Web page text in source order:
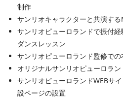
制作
サンリオキャラクターと共演す
サンリオピューロランドで振付
ダンスレッスン
サンリオピューロランド監修で
オリジナルサンリオピューロラ
サンリオピューロランドWEBサ
設ページの設置